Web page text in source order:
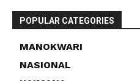
POPULAR CATEGORIES
MANOKWARI
NASIONAL